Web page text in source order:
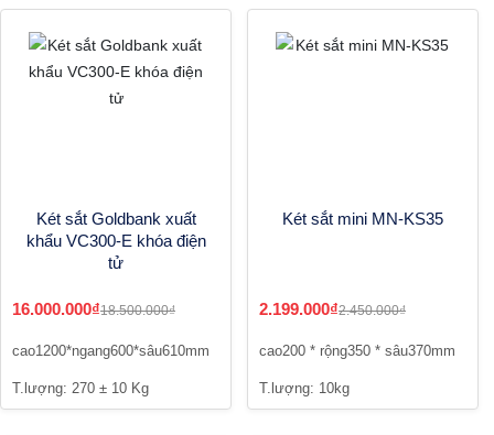
Két sắt Goldbank xuất
khẩu VC300-E khóa điện
tử
16.000.000₫18.500.000₫
cao1200*ngang600*sâu610mm
T.lượng: 270 ± 10 Kg
Két sắt mini MN-KS35
2.199.000₫2.450.000₫
cao200 * rộng350 * sâu370mm
T.lượng: 10kg